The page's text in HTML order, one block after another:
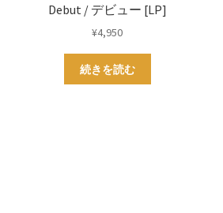
Debut / デビュー [LP]
¥4,950
続きを読む